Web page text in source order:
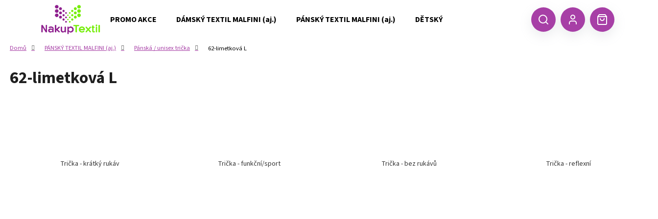
PROMO AKCE DÁMSKÝ TEXTIL MALFINI (aj.) PÁNSKÝ TEXTIL MALFINI (aj.) DĚTSKÝ TEXTIL MALFINI (aj.) ČEPICE, KŠILTOVKY, ŠÁTKY A
Hledat Nákupní
Domů PÁNSKÝ TEXTIL MALFINI (aj.) Pánská / unisex trička 62-limetková L
62-limetková L
Trička - krátký rukáv Trička - funkční/sport Trička - bez rukávů Trička - reflexní
Zpět
obchodu
Zpět
obchodu
Co potřebujete najít?